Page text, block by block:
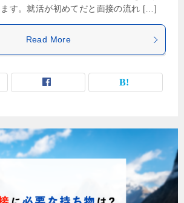
す。就活が初めてだと面接の流れ […]
Read More